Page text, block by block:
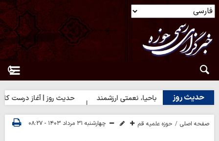
حدیث روز
| دختران باحیا، نعمتی ارزشمند حدیث روز | آغاز درست کارها
صفحه اصلی حوزه علمیه قم چهارشنبه ۳۱ مرداد ۱۴۰۳ - ۰۸:۲۷